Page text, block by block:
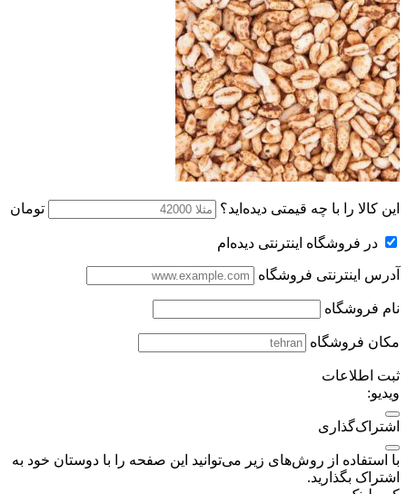
این کالا را با چه قیمتی دیده‌اید؟ تومان
در فروشگاه اینترنتی دیده‌ام
آدرس اینترنتی فروشگاه
نام فروشگاه
مکان فروشگاه
ثبت اطلاعات
ویدیو:
اشتراک‌گذاری
با استفاده از روش‌های زیر می‌توانید این صفحه را با دوستان خود به
اشتراک بگذارید.